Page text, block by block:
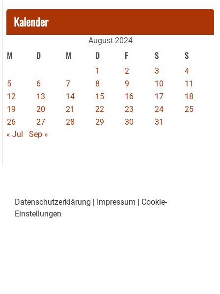
Kalender
August 2024
M D M D F S S
1 2 3
4
5
6 7 8 9 10
11
12
13 14 15 16 17
18
19
20 21 22 23 24
25
26
27 28 29 30
31
« Jul
Sep »
Datenschutzerklärung | Impressum | Cookie-
Einstellungen